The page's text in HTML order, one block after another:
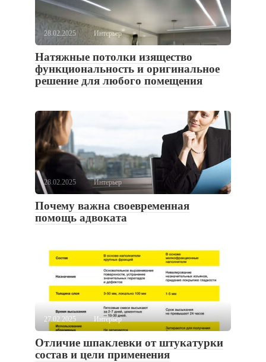
28.02.2025 Интерьер
Натяжные потолки изящество
функциональность и оригинальное
решение для любого помещения
28.02.2025 Интерьер
Почему важна своевременная
помощь адвоката
27.02.2025 Интерьер
Отличие шпаклевки от штукатурки
состав и цели применения